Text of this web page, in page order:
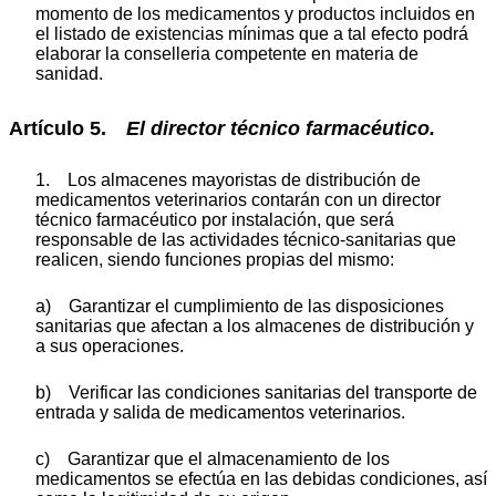
momento de los medicamentos y productos incluidos en
el listado de existencias mínimas que a tal efecto podrá
elaborar la conselleria competente en materia de
sanidad.
Artículo 5. El director técnico farmacéutico.
1. Los almacenes mayoristas de distribución de
medicamentos veterinarios contarán con un director
técnico farmacéutico por instalación, que será
responsable de las actividades técnico-sanitarias que
realicen, siendo funciones propias del mismo:
a) Garantizar el cumplimiento de las disposiciones
sanitarias que afectan a los almacenes de distribución y
a sus operaciones.
b) Verificar las condiciones sanitarias del transporte de
entrada y salida de medicamentos veterinarios.
c) Garantizar que el almacenamiento de los
medicamentos se efectúa en las debidas condiciones, así